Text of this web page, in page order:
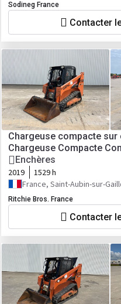
Sodineg France
Contacter
Chargeuse compacte sur
Chargeuse Compacte
Enchères
2019
1529 h
France, Saint-Aubin-sur-
Ritchie Bros. France
Contacter